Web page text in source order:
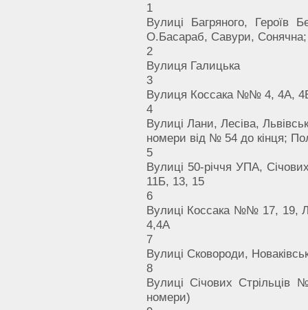
1
Вулиці Багряного, Героїв
О.Басараб, Савури, Сонячна;
2
Вулиця Галицька
3
Вулиця Коссака №№ 4, 4А,
4
Вулиці Лани, Лесіва,
номери від № 54 до кінця;
5
Вулиці 50-річчя УПА,
11Б, 13, 15
6
Вулиці Коссака №№ 17, 19,
4,4А
7
Вулиці Сковороди,
8
Вулиці Січових
номери)